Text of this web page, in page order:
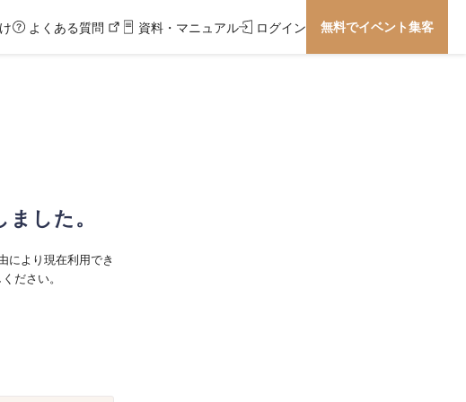
よくある質問 資料・マニュアル ログイン 無料でイベント集客
した。
により現在利用でき
ださい。